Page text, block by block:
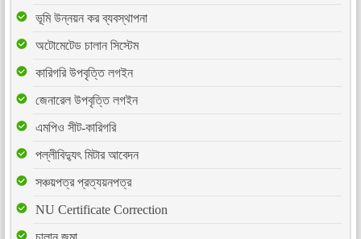
ভূমি উন্নয়ন কর ব্যবস্থাপনা
অটোমেটেড চালান সিস্টেম
কারিগরি উপবৃত্তি লগইন
জেনারেল উপবৃত্তি লগইন
এমপিও সীট-কারিগরি
পল্লীবিদ্যুৎ মিটার আবেদন
সঞ্চয়পত্র প্রত্যয়নপত্র
NU Certificate Correction